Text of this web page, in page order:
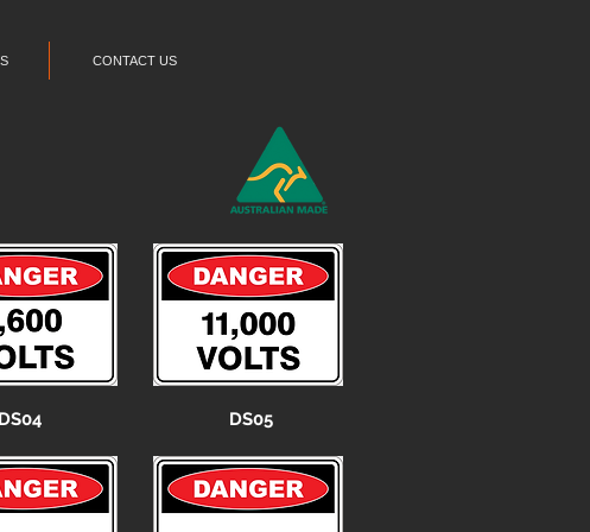
CONTACT US
DS04 DS05